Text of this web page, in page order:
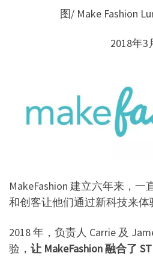
图/ Make Fashion
2018年3
MakeFashion 建立六年来，
和创客让他们通过新科技来体
2018 年，负责人 Carrie 及
验， 让 MakeFashion 融合了